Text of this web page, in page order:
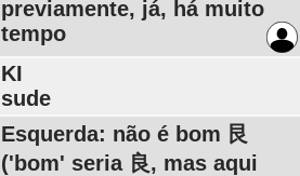
previamente, já, há muito
tempo
KI
sude
Esquerda: não é bom 艮
('bom' seria 良, mas aqui